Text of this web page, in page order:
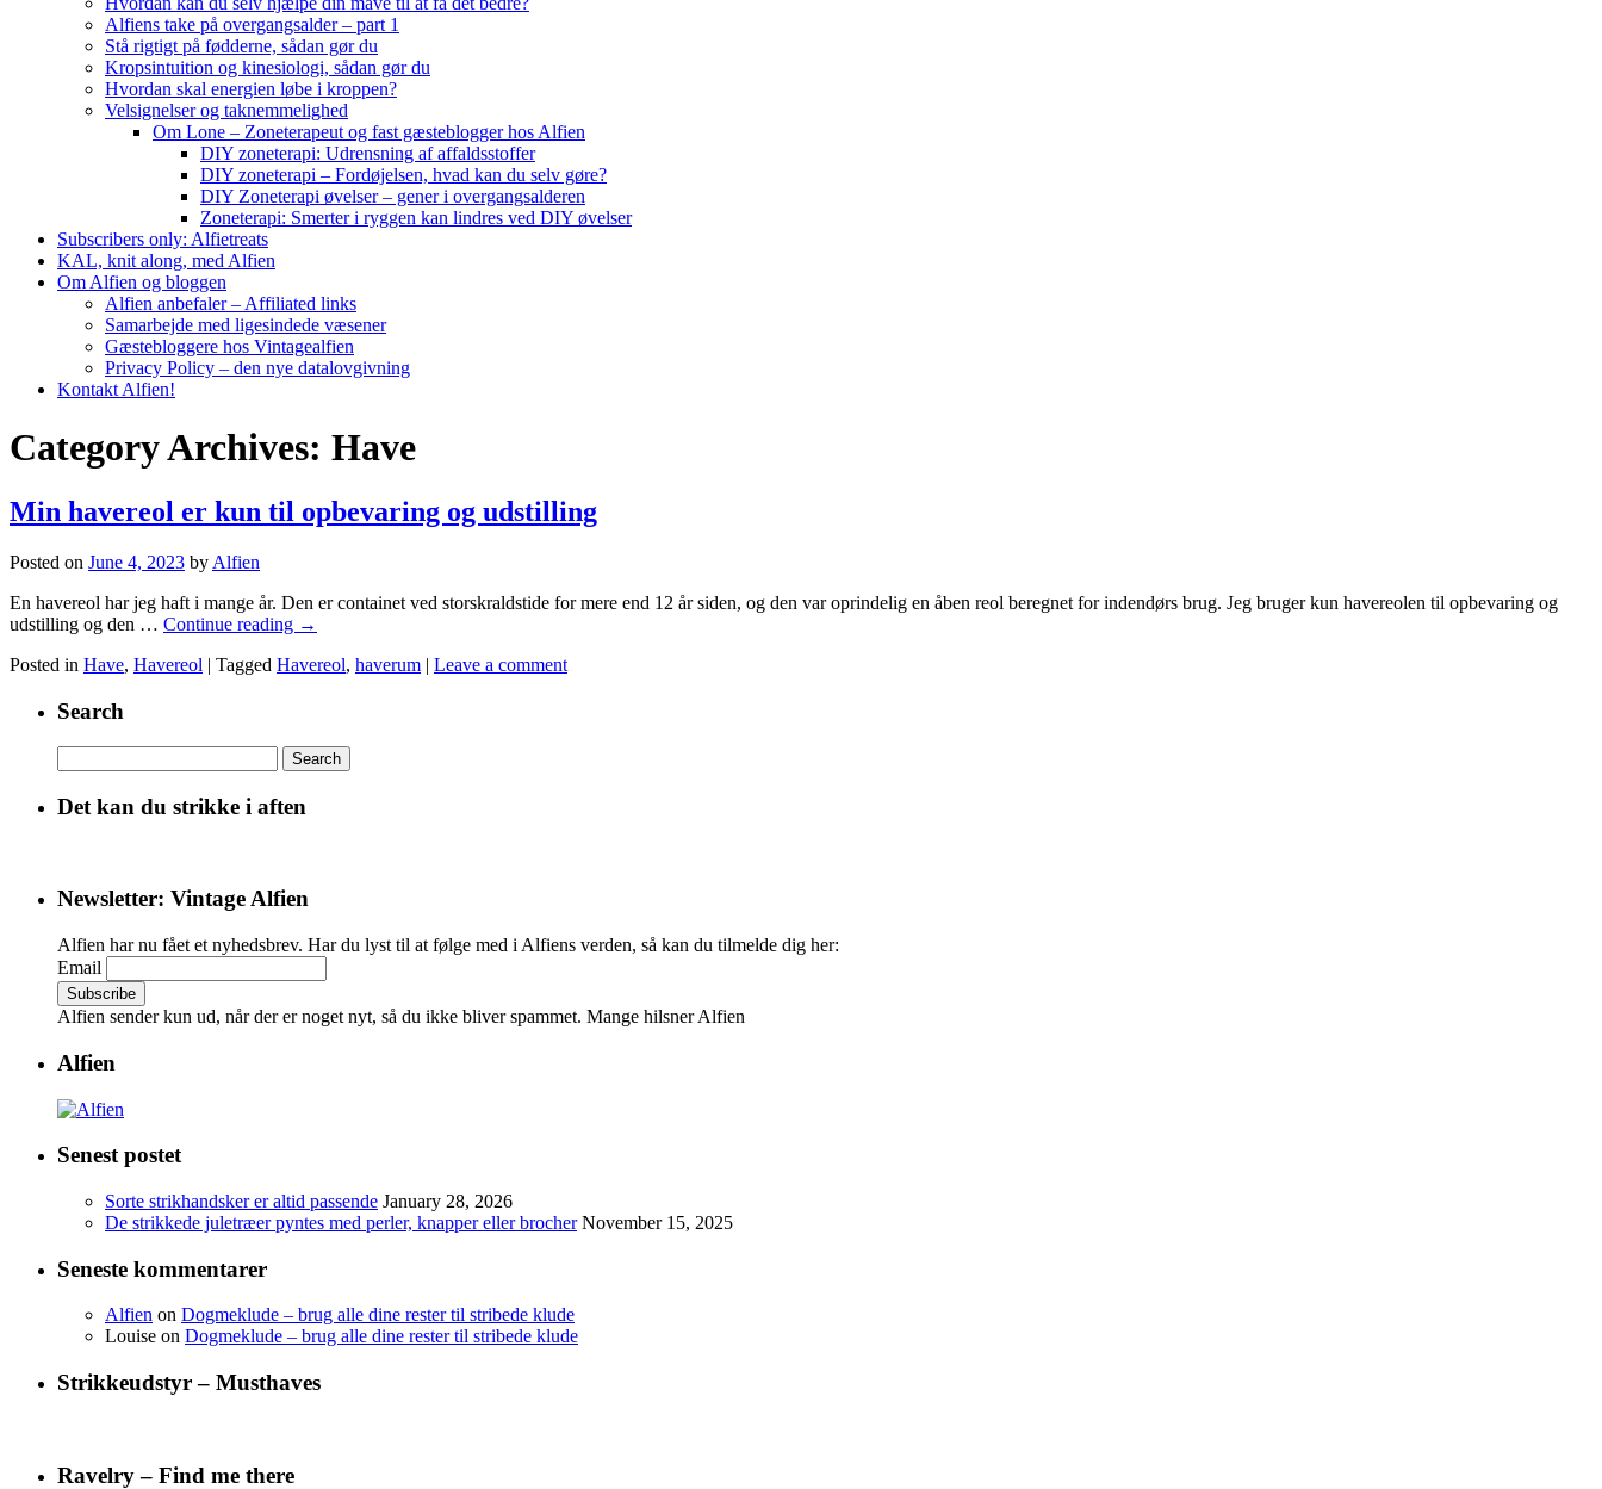
Alfiens take på overgangsalder – part 1
Stå rigtigt på fødderne, sådan gør du
Kropsintuition og kinesiologi, sådan gør du
Hvordan skal energien løbe i kroppen?
Velsignelser og taknemmelighed
Om Lone – Zoneterapeut og fast gæsteblogger hos Alfien
DIY zoneterapi: Udrensning af affaldsstoffer
DIY zoneterapi – Fordøjelsen, hvad kan du selv gøre?
DIY Zoneterapi øvelser – gener i overgangsalderen
Zoneterapi: Smerter i ryggen kan lindres ved DIY øvelser
Subscribers only: Alfietreats
KAL, knit along, med Alfien
Om Alfien og bloggen
Alfien anbefaler – Affiliated links
Samarbejde med ligesindede væsener
Gæstebloggere hos Vintagealfien
Privacy Policy – den nye datalovgivning
Kontakt Alfien!
Category Archives: Have
Min havereol er kun til opbevaring og udstilling
Posted on June 4, 2023 by Alfien
En havereol har jeg haft i mange år. Den er containet ved storskraldstide for mere end 12 år siden, og den var oprindelig en åben reol beregnet for indendørs brug. Jeg bruger kun havereolen til opbevaring og
udstilling og den … Continue reading →
Posted in Have, Havereol | Tagged Havereol, haverum | Leave a comment
Search
for:
Det kan du strikke i aften
Newsletter: Vintage Alfien
Alfien har nu fået et nyhedsbrev. Har du lyst til at følge med i Alfiens verden, så kan du tilmelde dig her:
Email
Alfien sender kun ud, når der er noget nyt, så du ikke bliver spammet. Mange hilsner Alfien
Alfien
Senest postet
Sorte strikhandsker er altid passende January 28, 2026
De strikkede juletræer pyntes med perler, knapper eller brocher November 15, 2025
Seneste kommentarer
Alfien on Dogmeklude – brug alle dine rester til stribede klude
Louise on Dogmeklude – brug alle dine rester til stribede klude
Strikkeudstyr – Musthaves
Ravelry – Find me there